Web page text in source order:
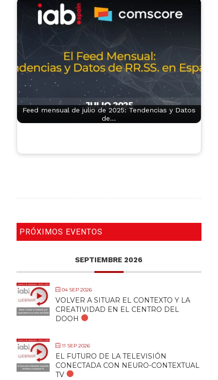
Feed mensual de julio de 2025: Tendencias y Datos
de…
PRÓXIMOS EVENTOS
SEPTIEMBRE 2026
04 SEP 2026
VOLVER A SITUAR EL CONTEXTO Y LA
CREATIVIDAD EN EL CENTRO DEL
DOOH
11 SEP 2026
EL FUTURO DE LA TELEVISIÓN
CONECTADA CON NEURO-CONTEXTUAL
TV